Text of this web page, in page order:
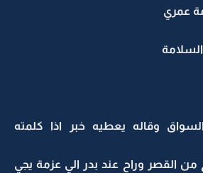
عمري
وقاله يعطيه خبر اذا كلمته
القصر وراح عند بدر الي عزمة يجي